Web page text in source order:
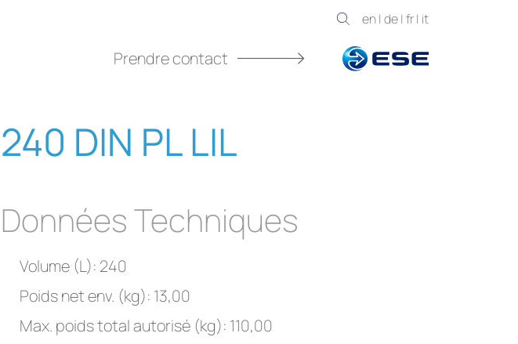
en| de| fr| it
Prendre contact
240 DIN PL LIL
Données Techniques
Volume (L): 240
Poids net env. (kg): 13,00
Max. poids total autorisé (kg): 110,00